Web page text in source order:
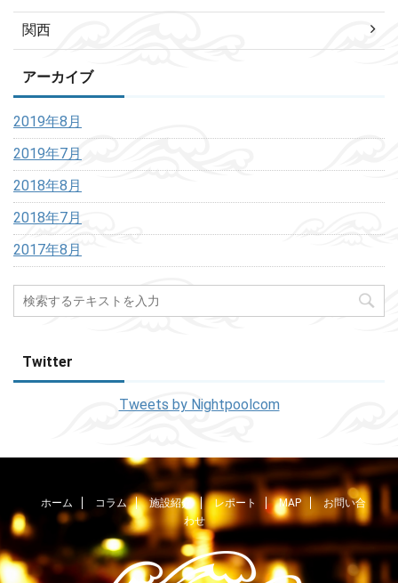
関西
アーカイブ
2019年8月
2019年7月
2018年8月
2018年7月
2017年8月
Twitter
Tweets by Nightpoolcom
ホーム コラム 施設紹介 レポート MAP
お問い合
わせ